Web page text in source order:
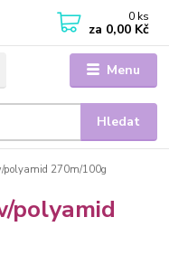
Menu
Hledat
0 ks
za 0,00 Kč
polyamid 270m/100g
polyamid